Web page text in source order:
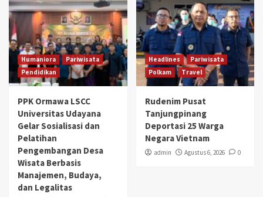
Humaniora
Pariwisata
Pendidikan
PPK Ormawa LSCC
Universitas Udayana
Gelar Sosialisasi dan
Pelatihan
Pengembangan Desa
Wisata Berbasis
Manajemen, Budaya,
dan Legalitas
Headlines
Pariwisata
Polkam
Travel
Rudenim Pusat
Tanjungpinang
Deportasi 25 Warga
Negara Vietnam
admin Agustus 6, 2026 0